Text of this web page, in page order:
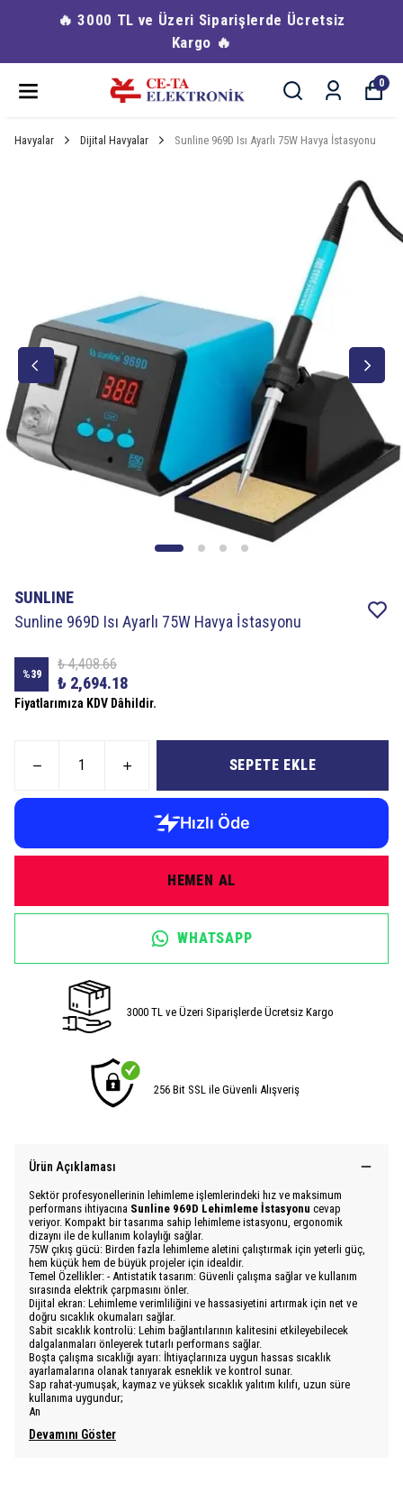
🔥 3000 TL ve Üzeri Siparişlerde Ücretsiz
Kargo 🔥
0
Havyalar Dijital Havyalar Sunline 969D Isı Ayarlı 75W Havya İstasyonu
SUNLINE
Sunline 969D Isı Ayarlı 75W Havya İstasyonu
%39
₺ 4,408.66
₺ 2,694.18
Fiyatlarımıza KDV Dâhildir.
SEPETE EKLE
HEMEN AL
WHATSAPP
3000 TL ve Üzeri Siparişlerde Ücretsiz Kargo
256 Bit SSL ile Güvenli Alışveriş
Ürün Açıklaması
Sektör profesyonellerinin lehimleme işlemlerindeki hız ve maksimum
performans ihtiyacına Sunline 969D Lehimleme İstasyonu cevap
veriyor. Kompakt bir tasarıma sahip lehimleme istasyonu, ergonomik
dizaynı ile de kullanım kolaylığı sağlar.
75W çıkış gücü: Birden fazla lehimleme aletini çalıştırmak için yeterli güç,
hem küçük hem de büyük projeler için idealdir.
Temel Özellikler: - Antistatik tasarım: Güvenli çalışma sağlar ve kullanım
sırasında elektrik çarpmasını önler.
Dijital ekran: Lehimleme verimliliğini ve hassasiyetini artırmak için net ve
doğru sıcaklık okumaları sağlar.
Sabit sıcaklık kontrolü: Lehim bağlantılarının kalitesini etkileyebilecek
dalgalanmaları önleyerek tutarlı performans sağlar.
Boşta çalışma sıcaklığı ayarı: İhtiyaçlarınıza uygun hassas sıcaklık
ayarlamalarına olanak tanıyarak esneklik ve kontrol sunar.
Sap rahat-yumuşak, kaymaz ve yüksek sıcaklık yalıtım kılıfı, uzun süre
kullanıma uygundur;
An
Devamını Göster